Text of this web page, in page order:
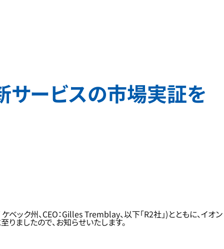
サービスの市場実証を
ック州、CEO：Gilles Tremblay、以下「R2社」)とともに、イオン
ましたので、お知らせいたします。